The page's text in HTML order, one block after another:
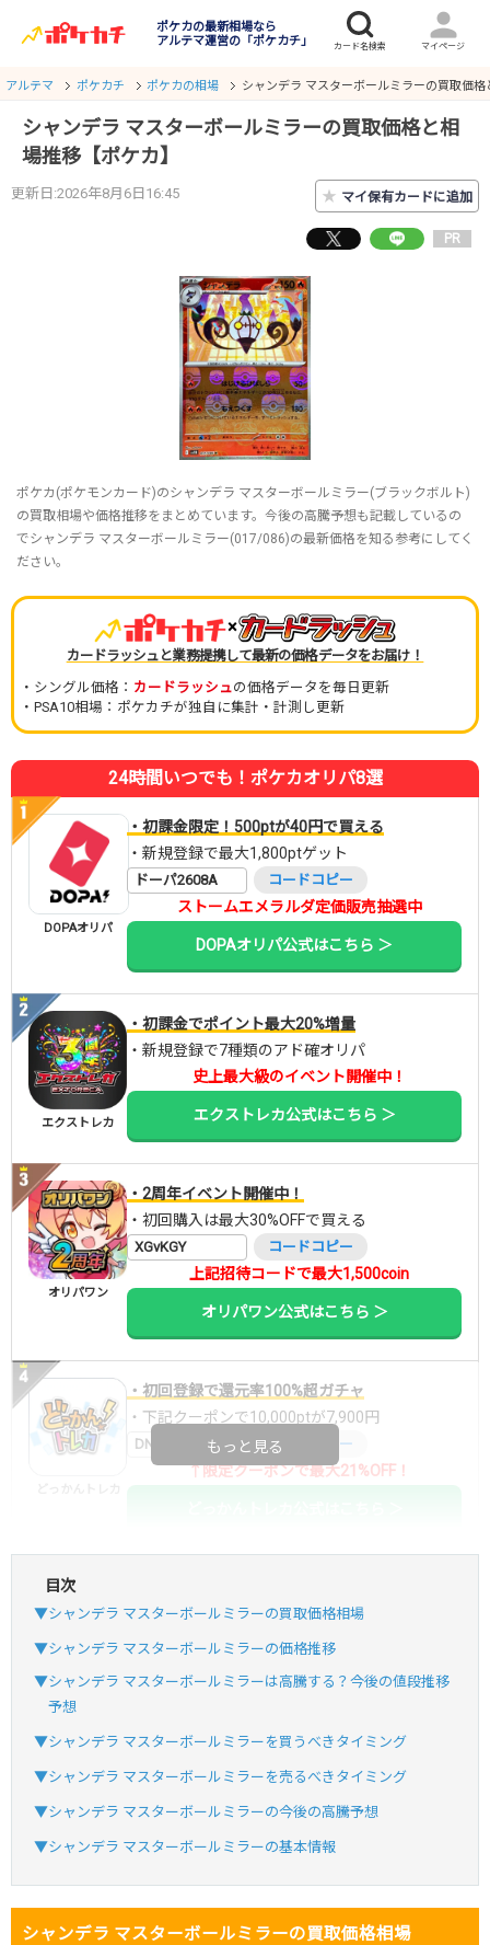
ポケカの最新相場なら
アルテマ運営の「ポケカチ」
アルテマ ポケカチ ポケカの相場 シャンデラ マスターボールミラーの買取価
シャンデラ マスターボールミラーの買取価格と相
場推移【ポケカ】
更新日:2026年8月6日16:45 ★ マイ保有カードに追加
PR
ポケカ(ポケモンカード)のシャンデラ マスターボールミラー(ブラックボルト)
の買取相場や価格推移をまとめています。今後の高騰予想も記載しているの
でシャンデラ マスターボールミラー(017/086)の最新価格を知る参考にしてく
ださい。
×
カードラッシュと業務提携して最新の価格データをお届け！
・シングル価格： カードラッシュの価格データを毎日更新
・PSA10相場：ポケカチが独自に集計・計測し更新
24時間いつでも！ポケカオリパ8選
DOPAオリパ
・初課金限定！500ptが40円で買える
・新規登録で最大1,800ptゲット
ドーパ2608A コードコピー
ストームエメラルダ定価販売抽選中
DOPAオリパ公式はこちら ＞
エクストレカ
・初課金でポイント最大20%増量
・新規登録で7種類のアド確オリパ
史上最大級のイベント開催中！
エクストレカ公式はこちら ＞
オリパワン
・2周年イベント開催中！
・初回購入は最大30%OFFで買える
XGvKGY コードコピー
上記招待コードで最大1,500coin
オリパワン公式はこちら ＞
・初回登録で還元率100%超ガチャ
・下記クーポンで10,000ptが7,900円
DNGBIF4X コードコピー
↑限定クーポンで最大21%OFF！
おりパンダ
・新規登録で6種類アド確解禁
SVGC7P コードコピー
オリパスタジアム
・新規登録で6種類アド確解禁
・1,000円で1,500coin買える
小口で当たりやすい穴場オリパ
もっと見る
目次
▼シャンデラ マスターボールミラーの買取価格相場
▼シャンデラ マスターボールミラーの価格推移
▼シャンデラ マスターボールミラーは高騰する？今後の値段推移
予想
▼シャンデラ マスターボールミラーを買うべきタイミング
▼シャンデラ マスターボールミラーを売るべきタイミング
▼シャンデラ マスターボールミラーの今後の高騰予想
▼シャンデラ マスターボールミラーの基本情報
シャンデラ マスターボールミラーの買取価格相場